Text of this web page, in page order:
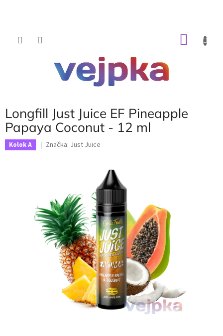
Longfill Just Juice EF Pineapple
Papaya Coconut - 12 ml
Kolok A Značka: Just Juice